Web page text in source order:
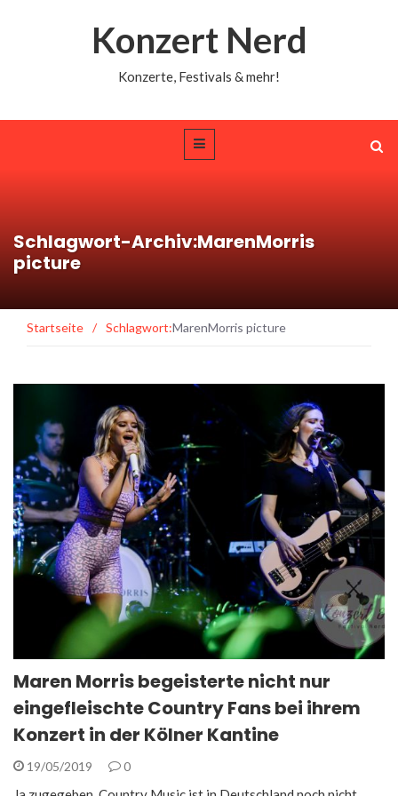
Konzert Nerd
Konzerte, Festivals & mehr!
Schlagwort-Archiv:MarenMorris
picture
Startseite / Schlagwort:MarenMorris picture
Maren Morris begeisterte nicht nur
eingefleischte Country Fans bei ihrem
Konzert in der Kölner Kantine
19/05/2019 0